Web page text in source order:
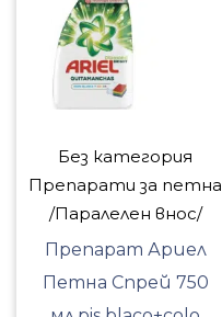
Без категория
Препарати за петна
/Паралелен внос/
Препарат Ариел
Петна Спрей 750